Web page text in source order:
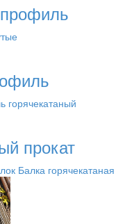
горячекатаный
прокат
Балка горячекатаная